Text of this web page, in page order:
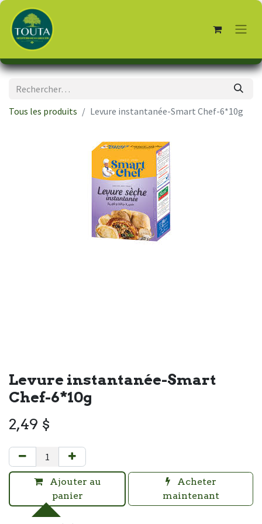
Tous les produits Levure instantanée-Smart Chef-6*10g
Levure instantanée-Smart
Chef-6*10g
2,49 $
Ajouter au
panier
Acheter
maintenant